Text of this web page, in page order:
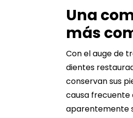
Una
más
Con el auge de
dientes
conservan sus
causa frecuente
aparentemente